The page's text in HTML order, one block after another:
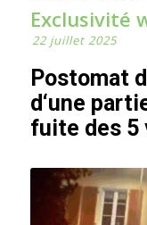
Exclusivité
22 juillet 2025
Postomat de Couvet : la vidéo
d‘une
fuite des 5